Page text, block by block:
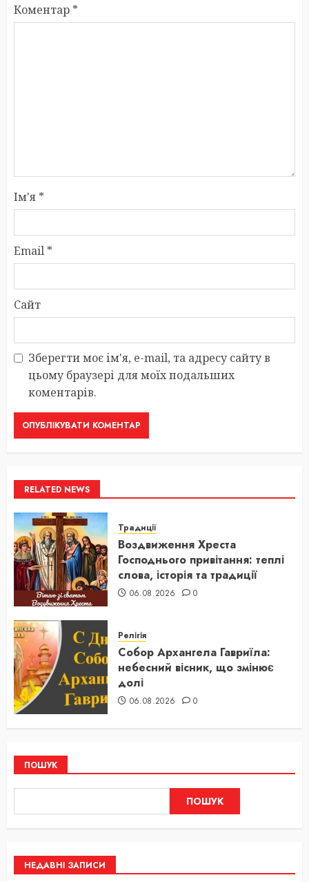
Коментар *
Ім'я *
Email *
Сайт
Зберегти моє ім'я, e-mail, та адресу сайту в
цьому браузері для моїх подальших
коментарів.
RELATED NEWS
Традиції
Воздвиження Хреста
Господнього привітання: теплі
слова, історія та традиції
06.08.2026 0
Релігія
Собор Архангела Гавриїла:
небесний вісник, що змінює
долі
06.08.2026 0
ПОШУК
ПОШУК
НЕДАВНІ ЗАПИСИ